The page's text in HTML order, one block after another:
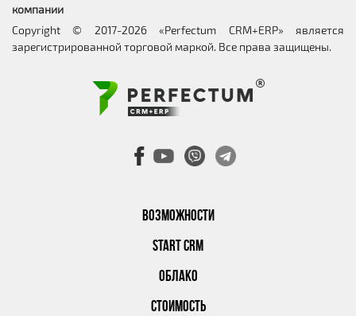
ВОЗМОЖНОСТИ
START CRM
ОБЛАКО
СТОИМОСТЬ
компании
Copyright © 2017-2026 «Perfectum CRM+ERP» является
зарегистрированной торговой маркой. Все права защищены.